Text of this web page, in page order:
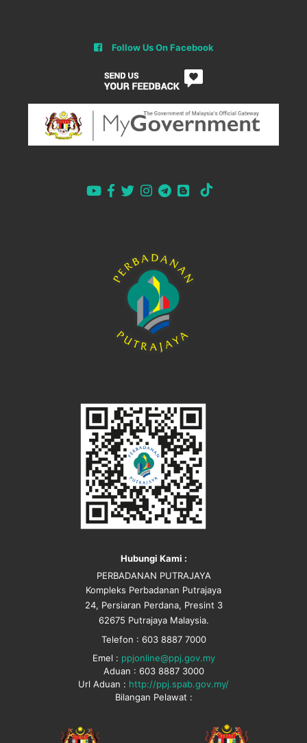
Follow Us On Facebook
Hubungi Kami :
PERBADANAN PUTRAJAYA
Kompleks Perbadanan Putrajaya
24, Persiaran Perdana, Presint 3
62675 Putrajaya Malaysia.
Telefon : 603 8887 7000
Emel : ppjonline@ppj.gov.my
Aduan : 603 8887 3000
Url Aduan : http://ppj.spab.gov.my/
Bilangan Pelawat :